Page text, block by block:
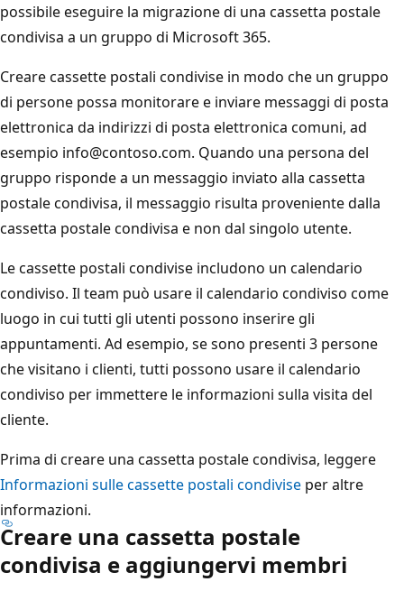
possibile eseguire la migrazione di una cassetta postale
condivisa a un gruppo di Microsoft 365.
Creare cassette postali condivise in modo che un gruppo
di persone possa monitorare e inviare messaggi di posta
elettronica da indirizzi di posta elettronica comuni, ad
esempio info@contoso.com. Quando una persona del
gruppo risponde a un messaggio inviato alla cassetta
postale condivisa, il messaggio risulta proveniente dalla
cassetta postale condivisa e non dal singolo utente.
Le cassette postali condivise includono un calendario
condiviso. Il team può usare il calendario condiviso come
luogo in cui tutti gli utenti possono inserire gli
appuntamenti. Ad esempio, se sono presenti 3 persone
che visitano i clienti, tutti possono usare il calendario
condiviso per immettere le informazioni sulla visita del
cliente.
Prima di creare una cassetta postale condivisa, leggere
Informazioni sulle cassette postali condivise per altre
informazioni.
Creare una cassetta postale
condivisa e aggiungervi membri